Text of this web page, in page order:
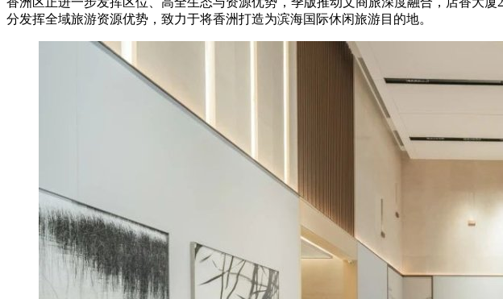
分发挥全域旅游资源优势，致力于将香洲打造为滨海国际休闲旅游目的地。